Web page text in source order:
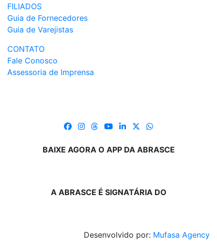
FILIADOS
Guia de Fornecedores
Guia de Varejistas
CONTATO
Fale Conosco
Assessoria de Imprensa
BAIXE AGORA O APP DA ABRASCE
A ABRASCE É SIGNATÁRIA DO
Desenvolvido por: Mufasa Agency